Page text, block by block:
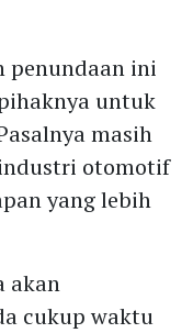
penundaan ini
untuk
masih
otomotif
yang lebih
akan
cukup waktu